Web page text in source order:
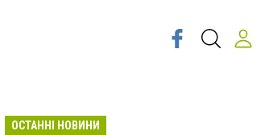
ОСТАННІ НОВИНИ